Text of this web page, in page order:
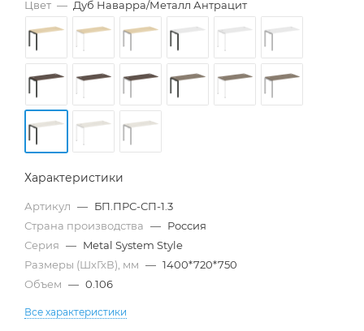
Цвет — Дуб Наварра/Металл Антрацит
Характеристики
Артикул — БП.ПРС-СП-1.3
Страна производства — Россия
Серия — Metal System Style
Размеры (ШхГхВ), мм — 1400*720*750
Объем — 0.106
Все характеристики